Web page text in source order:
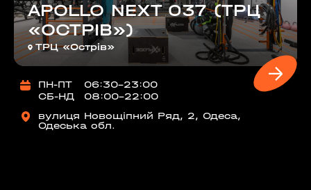
APOLLO NEXT 037 (ТРЦ
«ОСТРІВ»)
ТРЦ «Острів»
вулиця Новощіпний Ряд, 2, Одеса,
Одеська обл.
ПН-ПТ
06:30-23:00
СБ-НД
08:00-22:00